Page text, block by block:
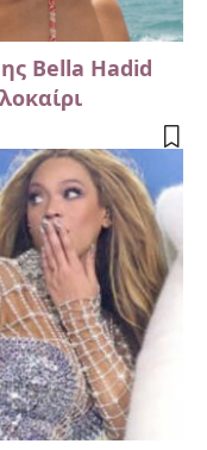
Bella Hadid